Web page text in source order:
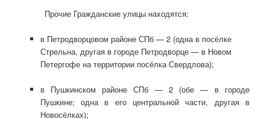
Прочие Гражданские улицы находятся:
в Петродворцовом районе СПб — 2 (одна в посёлке
Стрельна, другая в городе Петродворце — в Новом
Петергофе на территории посёлка Свердлова);
в Пушкинском районе СПб — 2 (обе — в городе
Пушкине; одна в его центральной части, другая в
Новосёлках);